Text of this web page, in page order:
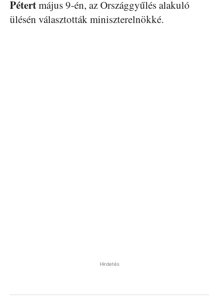
Pétertmájus 9-én, az Országgyűlés alakuló
ülésén választották miniszterelnökké.
Hirdetés